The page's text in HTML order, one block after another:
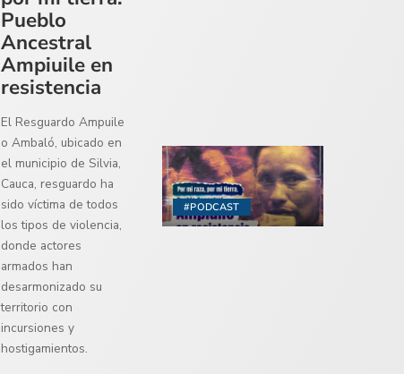
#PODCAST
Pueblo
Ancestral
Ampiuile en
resistencia
El Resguardo Ampuile
o Ambaló, ubicado en
el municipio de Silvia,
Cauca, resguardo ha
sido víctima de todos
los tipos de violencia,
donde actores
armados han
desarmonizado su
territorio con
incursiones y
hostigamientos.